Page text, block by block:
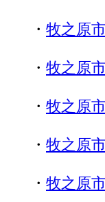
・ 牧之原市
・ 牧之原
・ 牧之原
・ 牧之原
・ 牧之原